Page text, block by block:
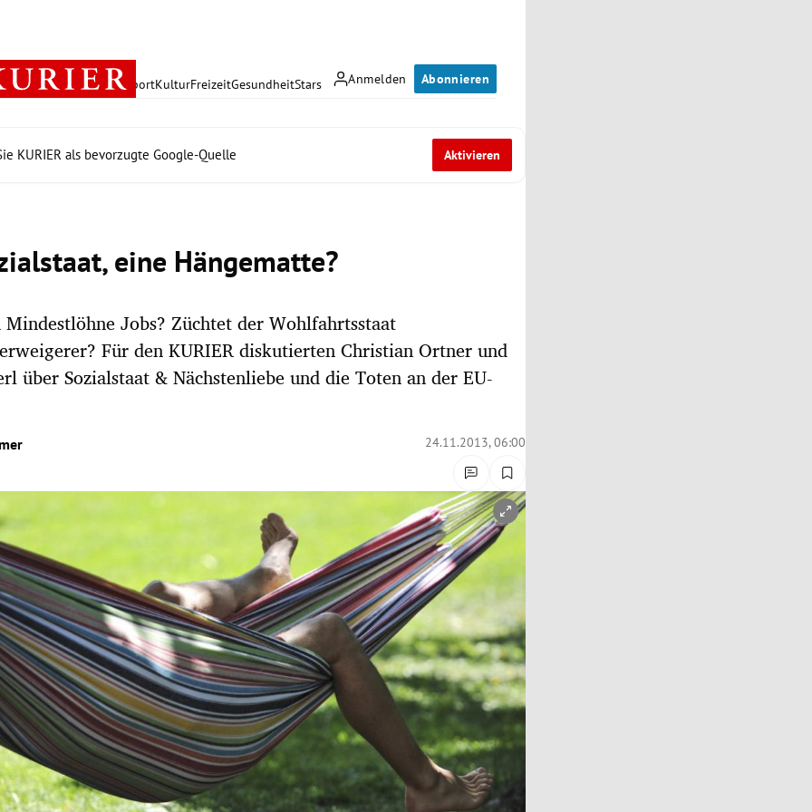
Anmelden Abonnieren
PolitikWirtschaft SportKulturFreizeitGesundheitStars
KURIER als bevorzugte Google-Quelle Aktivieren
eine Hängematte?
Jobs? Züchtet der Wohlfahrtsstaat
Für den KURIER diskutierten Christian Ortner und
über Sozialstaat & Nächstenliebe und die Toten an der EU-
24.11.2013, 06:00
öffnen/schließen